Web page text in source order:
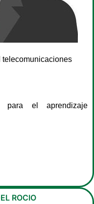
telecomunicaciones
para el aprendizaje
ROCIO